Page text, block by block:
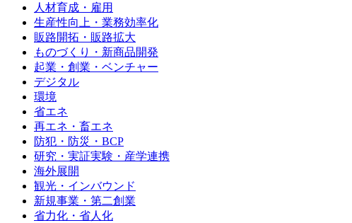
人材育成・雇用
生産性向上・業務効率化
販路開拓・販路拡大
ものづくり・新商品開発
起業・創業・ベンチャー
デジタル
環境
省エネ
再エネ・畜エネ
防犯・防災・BCP
研究・実証実験・産学連携
海外展開
観光・インバウンド
新規事業・第二創業
省力化・省人化